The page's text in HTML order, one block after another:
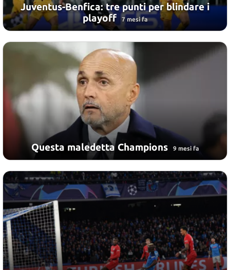
Juventus-Benfica: tre punti per blindare i
playoff
7 mesi fa
Questa maledetta Champions 9 mesi fa